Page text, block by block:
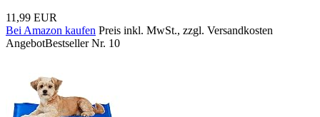
11,99 EUR
Bei Amazon kaufen Preis inkl. MwSt., zzgl. Versandkosten
AngebotBestseller Nr. 10